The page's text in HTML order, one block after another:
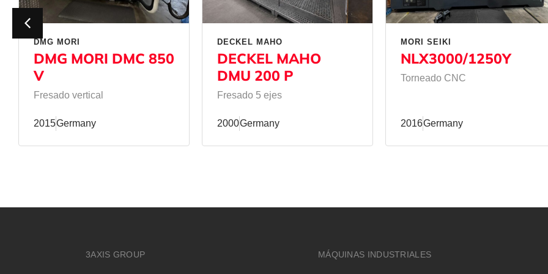
DMG MORI
DMG MORI DMC 850
V
Fresado vertical
2015Germany
DECKEL MAHO
DECKEL MAHO
DMU 200 P
Fresado 5 ejes
2000Germany
MORI SEIKI
NLX3000/1250Y
Torneado CNC
2016Germany
3AXIS GROUP MÁQUINAS INDUSTRIALES